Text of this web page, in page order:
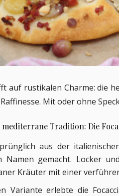
auf rustikalen Charme: die
Mit oder ohne
Tradition: Die
aus der
Namen gemacht. Locker
Kräuter mit einer
Variante erlebte die